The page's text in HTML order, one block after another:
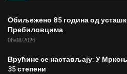
Обиљежено 85 година од
Пребиловцима
06/08/2026
Врућине се настављају: У
35 степени